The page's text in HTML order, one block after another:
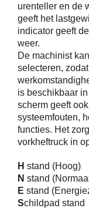
urenteller en de
geeft het
indicator geeft
weer.
De machinist
selecteren,
is beschikbaar
scherm geeft
systeemfouten,
functies. Het
vorkheftruck in
H stand (Hoog)
N stand
E stand
Schildpad stand